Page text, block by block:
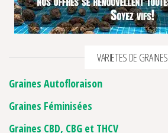
VARIETES DE GRAINES
Graines Autofloraison
Graines Féminisées
Graines CBD, CBG et THCV